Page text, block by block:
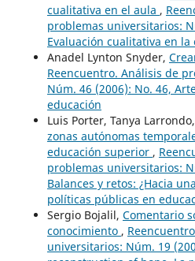
cualitativa en el aula ,
problemas universitarios:
Evaluación cualitativa en
Anadel Lynton Snyder,
Reencuentro. Análisis de
Núm. 46 (2006): No. 46,
educación
Luis Porter, Tanya Larrondo,
zonas autónomas
educación superior ,
problemas universitarios:
Balances y retos: ¿Hacia
políticas públicas en
Sergio Bojalil, Comentario
conocimiento ,
universitarios: Núm. 19